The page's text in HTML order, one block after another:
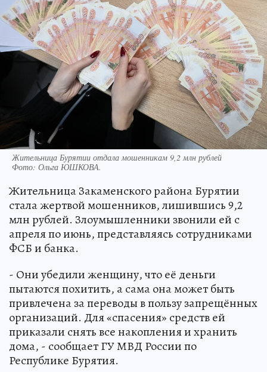
Жительница Бурятии отдала мошенникам 9,2 млн рублей
Фото: Ольга ЮШКОВА.
Жительница Закаменского района Бурятии
стала жертвой мошенников, лишившись 9,2
млн рублей. Злоумышленники звонили ей с
апреля по июнь, представляясь сотрудниками
ФСБ и банка.
- Они убедили женщину, что её деньги
пытаются похитить, а сама она может быть
привлечена за переводы в пользу запрещённых
организаций. Для «спасения» средств ей
приказали снять все накопления и хранить
дома, - сообщает ГУ МВД России по
Республике Бурятия.